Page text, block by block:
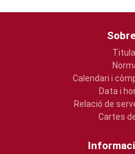
Calendari i
Data i
Relació de
Cartes